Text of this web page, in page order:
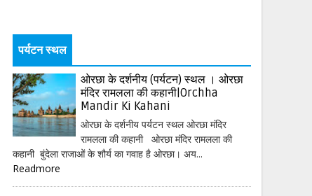
पर्यटन स्थल
ओरछा के दर्शनीय (पर्यटन) स्थल । ओरछा
मंदिर रामलला की कहानी|Orchha
Mandir Ki Kahani
ओरछा के दर्शनीय पर्यटन स्थल ओरछा मंदिर
रामलला की कहानी ओरछा मंदिर रामलला की
कहानी बुंदेला राजाओं के शौर्य का गवाह है ओरछा। अय...
Readmore